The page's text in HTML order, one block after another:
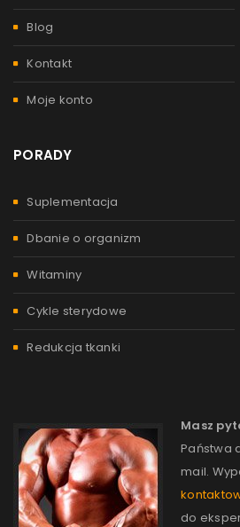
Blog
Kontakt
Moje konto
PORADY
Suplementacja
Dbanie o organizm
Witaminy
Cykle sterydowe
Redukcja tkanki
Masz
Państwa
mail.
do